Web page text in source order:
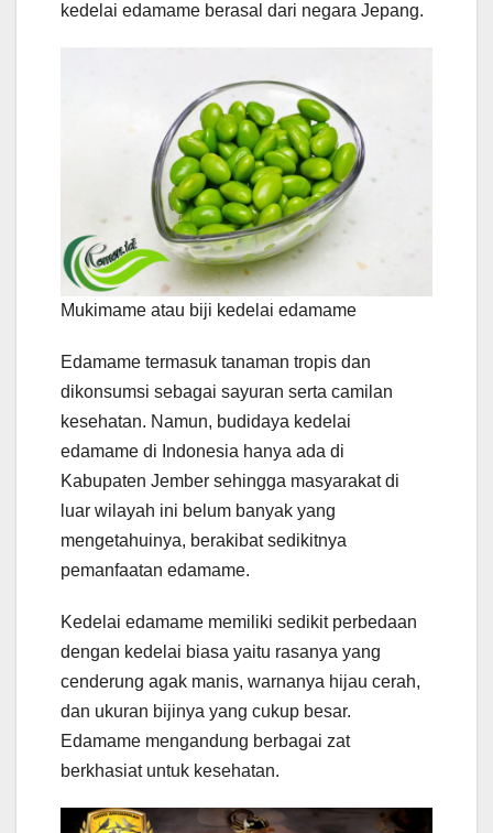
kedelai edamame berasal dari negara Jepang.
Mukimame atau biji kedelai edamame
Edamame termasuk tanaman tropis dan
dikonsumsi sebagai sayuran serta camilan
kesehatan. Namun, budidaya kedelai
edamame di Indonesia hanya ada di
Kabupaten Jember sehingga masyarakat di
luar wilayah ini belum banyak yang
mengetahuinya, berakibat sedikitnya
pemanfaatan edamame.
Kedelai edamame memiliki sedikit perbedaan
dengan kedelai biasa yaitu rasanya yang
cenderung agak manis, warnanya hijau cerah,
dan ukuran bijinya yang cukup besar.
Edamame mengandung berbagai zat
berkhasiat untuk kesehatan.